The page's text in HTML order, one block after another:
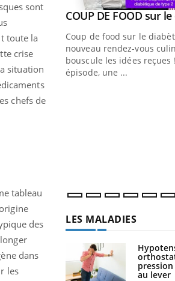
sont
toute la
crise
situation
chefs de
tableau
des
dans
les
pour
de bilan de
Youtube
COUP DE FOOD sur
Coup de food sur le
nouveau rendez-vous
bouscule les idées reçues
épisode, une ...
LES MALADIES
au lever